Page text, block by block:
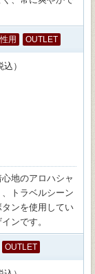
用 OUTLET
）
地のアロハシャ
トラベルシーン
ンを使用してい
ンです。
OUTLET